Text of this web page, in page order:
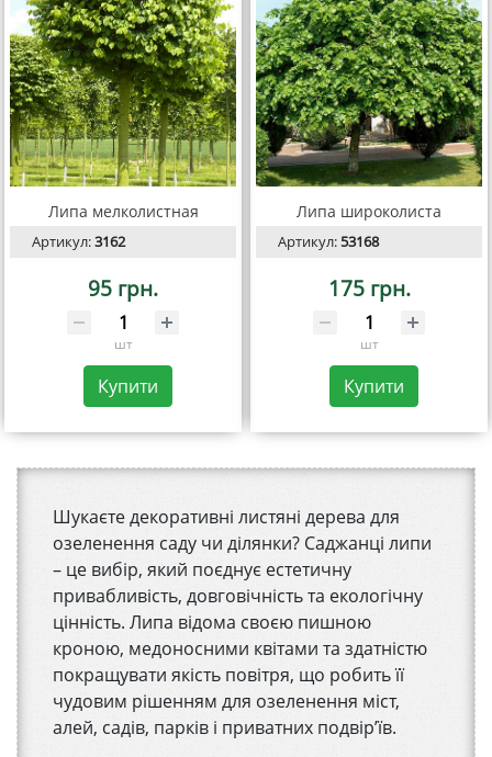
Шукаєте декоративні листяні дерева для
озеленення саду чи ділянки? Саджанці липи
– це вибір, який поєднує естетичну
привабливість, довговічність та екологічну
цінність. Липа відома своєю пишною
кроною, медоносними квітами та здатністю
покращувати якість повітря, що робить її
чудовим рішенням для озеленення міст,
алей, садів, парків і приватних подвір’їв.
Липа мелколистная
Артикул:3162
95 грн.
шт
Купити
Липа широколиста
Артикул:53168
175 грн.
шт
Купити